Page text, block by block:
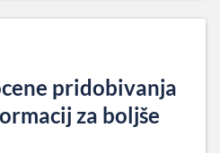
pridobivanja
za boljše